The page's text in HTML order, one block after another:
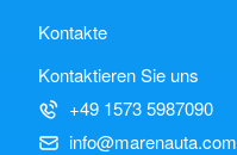
Kontakte
Kontaktieren Sie uns
+49 1573 5987090
info@marenauta.com